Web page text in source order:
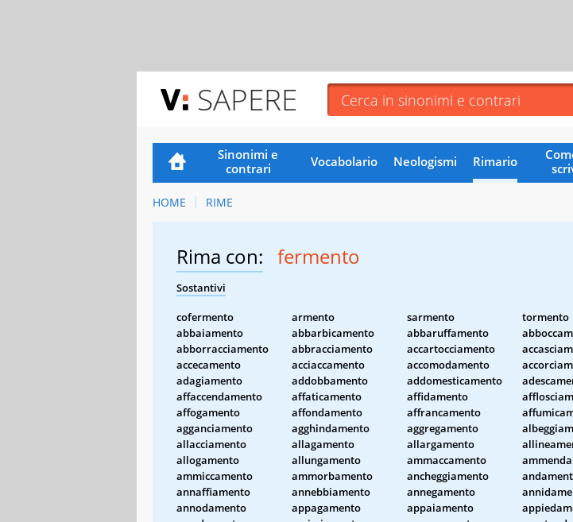
SAPERE
Sinonimi e
contrari
Vocabolario Neologismi Rimario
HOME RIME
Rima con: fermento
Sostantivi
cofermento armento sarmento
tormento
abbaiamento
abbarbicamento abbaruffamento
abborracciamento
abbracciamento accartocciamento
accecamento
acciaccamento accomodamento
adagiamento
addobbamento addomesticamento
affaccendamento
affaticamento affidamento
affogamento
affondamento affrancamento
agganciamento
agghindamento aggregamento
allacciamento
allagamento allargamento
allogamento
allungamento ammaccamento
ammiccamento
ammorbamento ancheggiamento
annaffiamento
annebbiamento annegamento
annodamento
appagamento appaiamento